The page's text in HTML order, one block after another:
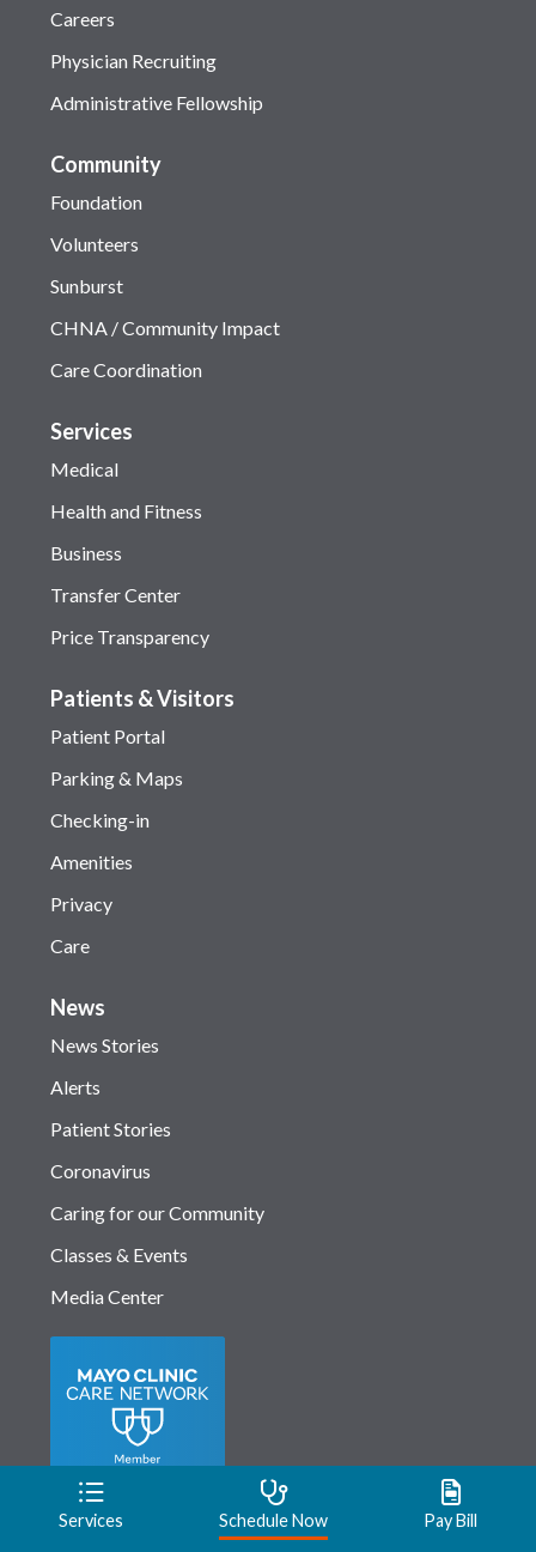
Careers
Physician Recruiting
Administrative Fellowship
Community
Foundation
Volunteers
Sunburst
CHNA / Community Impact
Care Coordination
Services
Medical
Health and Fitness
Business
Transfer Center
Price Transparency
Patients & Visitors
Patient Portal
Parking & Maps
Checking-in
Amenities
Privacy
Care
News
News Stories
Alerts
Patient Stories
Coronavirus
Caring for our Community
Classes & Events
Media Center
Services Schedule Now Pay Bill